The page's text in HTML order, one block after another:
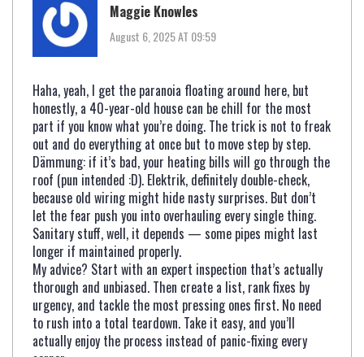
Maggie Knowles
August 6, 2025 AT 09:59
Haha, yeah, I get the paranoia floating around here, but
honestly, a 40-year-old house can be chill for the most
part if you know what you’re doing. The trick is not to freak
out and do everything at once but to move step by step.
Dämmung: if it’s bad, your heating bills will go through the
roof (pun intended :D). Elektrik, definitely double-check,
because old wiring might hide nasty surprises. But don’t
let the fear push you into overhauling every single thing.
Sanitary stuff, well, it depends — some pipes might last
longer if maintained properly.
My advice? Start with an expert inspection that’s actually
thorough and unbiased. Then create a list, rank fixes by
urgency, and tackle the most pressing ones first. No need
to rush into a total teardown. Take it easy, and you’ll
actually enjoy the process instead of panic-fixing every